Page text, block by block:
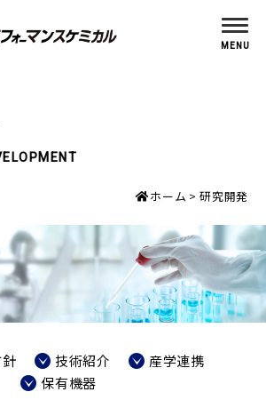
MENU
ホーム 研究開発
技術紹介
産学連携
保有機器